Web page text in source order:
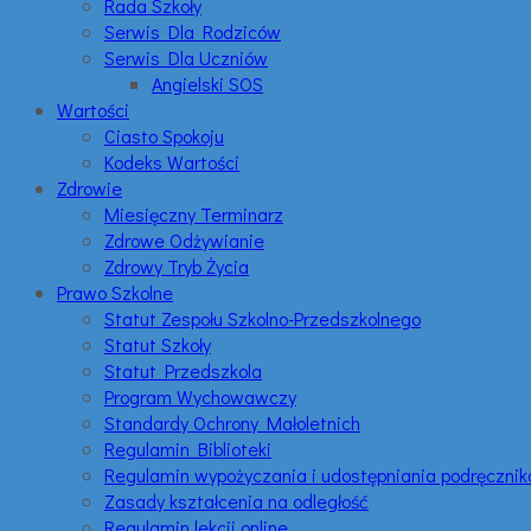
Rada Szkoły
Serwis Dla Rodziców
Serwis Dla Uczniów
Angielski SOS
Wartości
Ciasto Spokoju
Kodeks Wartości
Zdrowie
Miesięczny Terminarz
Zdrowe Odżywianie
Zdrowy Tryb Życia
Prawo Szkolne
Statut Zespołu Szkolno-Przedszkolnego
Statut Szkoły
Statut Przedszkola
Program Wychowawczy
Standardy Ochrony Małoletnich
Regulamin Biblioteki
Regulamin wypożyczania i udostępniania
Zasady kształcenia na odległość